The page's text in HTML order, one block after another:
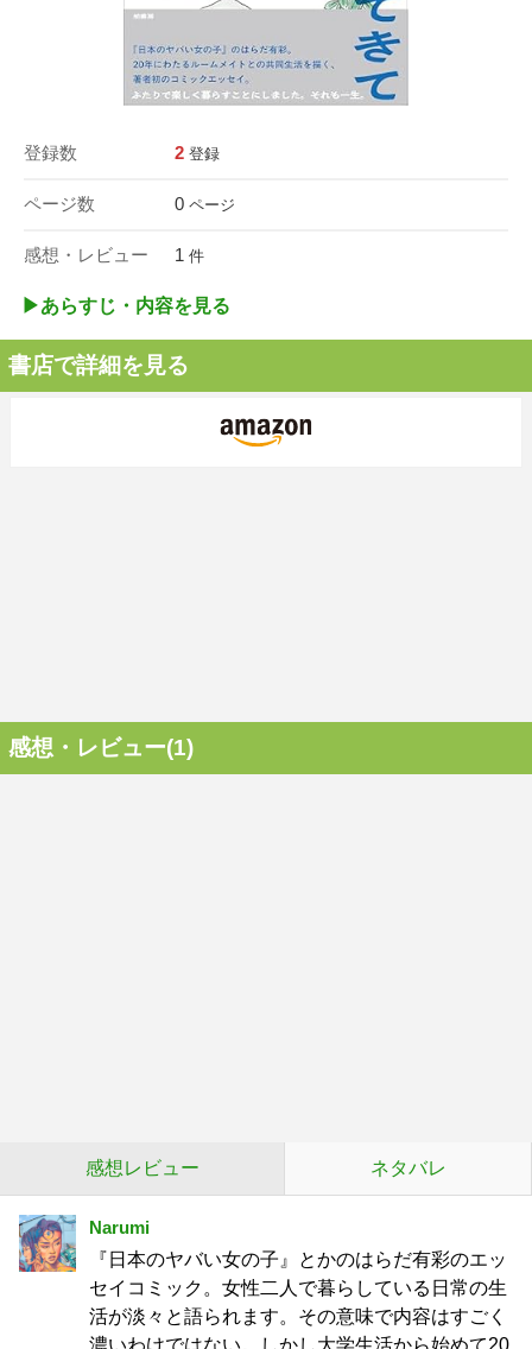
登録数 2 登録
ページ数 0 ページ
感想・レビュー 1 件
▶︎あらすじ・内容を見る
書店で詳細を見る
感想・レビュー(1)
感想レビュー ネタバレ
Narumi
『日本のヤバい女の子』とかのはらだ有彩のエッ
セイコミック。女性二人で暮らしている日常の生
活が淡々と語られます。その意味で内容はすごく
濃いわけではない。しかし大学生活から始めて20